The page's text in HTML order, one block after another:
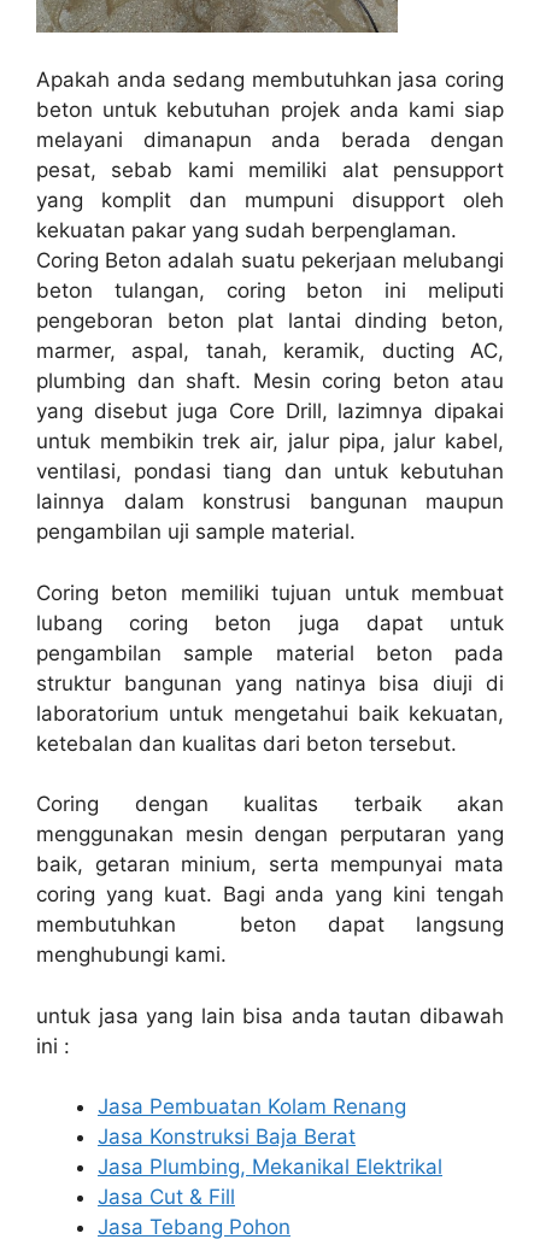
Apakah anda sedang membutuhkan jasa coring
beton untuk kebutuhan projek anda kami siap
melayani dimanapun anda berada dengan
pesat, sebab kami memiliki alat pensupport
yang komplit dan mumpuni disupport oleh
kekuatan pakar yang sudah berpenglaman.
Coring Beton adalah suatu pekerjaan melubangi
beton tulangan, coring beton ini meliputi
pengeboran beton plat lantai dinding beton,
marmer, aspal, tanah, keramik, ducting AC,
plumbing dan shaft. Mesin coring beton atau
yang disebut juga Core Drill, lazimnya dipakai
untuk membikin trek air, jalur pipa, jalur kabel,
ventilasi, pondasi tiang dan untuk kebutuhan
lainnya dalam konstrusi bangunan maupun
pengambilan uji sample material.
Coring beton memiliki tujuan untuk membuat
lubang coring beton juga dapat untuk
pengambilan sample material beton pada
struktur bangunan yang natinya bisa diuji di
laboratorium untuk mengetahui baik kekuatan,
ketebalan dan kualitas dari beton tersebut.
Coring dengan kualitas terbaik akan
menggunakan mesin dengan perputaran yang
baik, getaran minium, serta mempunyai mata
coring yang kuat. Bagi anda yang kini tengah
membutuhkan beton dapat langsung
menghubungi kami.
untuk jasa yang lain bisa anda tautan dibawah
ini :
Jasa Pembuatan Kolam Renang
Jasa Konstruksi Baja Berat
Jasa Plumbing, Mekanikal Elektrikal
Jasa Cut & Fill
Jasa Tebang Pohon